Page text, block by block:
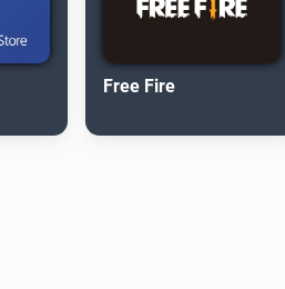
Free Fire